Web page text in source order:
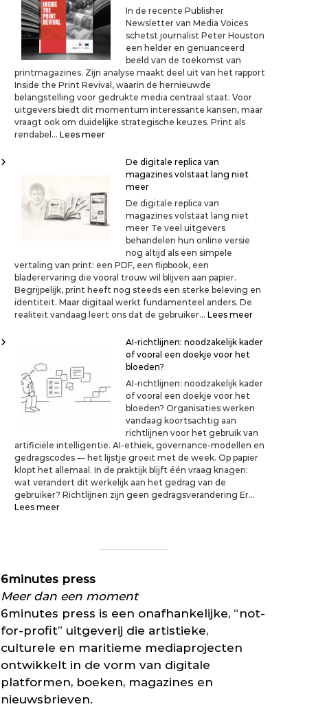
n
w
i
n
k
?
e
r
b
e
r
e
i
k
a
l
e
n
n
i
e
t
m
e
e
r
v
o
l
t
a
a
In de recente Publisher
Newsletter van Media Voices
schetst journalist Peter Houston
een helder en genuanceerd
beeld van de toekomst van
printmagazines. Zijn analyse maakt deel uit van het rapport
Inside the Print Revival, waarin de hernieuwde
belangstelling voor gedrukte media centraal staat. Voor
uitgevers biedt dit momentum interessante kansen, maar
vraagt ook om duidelijke strategische keuzes. Print als
rendabel…Lees meer:
r
p
i
n
g
v
a
t
n
s
e
n
e
i
g
e
n
v
o
o
De digitale replica van
magazines volstaat lang niet
meer
De digitale replica van
magazines volstaat lang niet
meer Te veel uitgevers
behandelen hun online versie
nog altijd als een simpele
vertaling van print: een PDF, een flipbook, een
bladerervaring die vooral trouw wil blijven aan papier.
Begrijpelijk, print heeft nog steeds een sterke beleving en
identiteit. Maar digitaal werkt fundamenteel anders. De
realiteit vandaag leert ons dat de gebruiker…Lees meer:
e
i
a
e
r
e
i
a
AI-richtlijnen: noodzakelijk kader
of vooral een doekje voor het
bloeden?
AI-richtlijnen: noodzakelijk kader
of vooral een doekje voor het
bloeden? Organisaties werken
vandaag koortsachtig aan
richtlijnen voor het gebruik van
artificiële intelligentie. AI-ethiek, governance-modellen en
gedragscodes — het lijstje groeit met de week. Op papier
klopt het allemaal. In de praktijk blijft één vraag knagen:
wat verandert dit werkelijk aan het gedrag van de
gebruiker? Richtlijnen zijn geen gedragsverandering Er…
Lees meer:
h
i
n
e
n
n
6minutes press
Meer dan een moment
6minutes press is een onafhankelijke, “not-
for-profit” uitgeverij die artistieke,
culturele en maritieme mediaprojecten
ontwikkelt in de vorm van digitale
platformen, boeken, magazines en
nieuwsbrieven.